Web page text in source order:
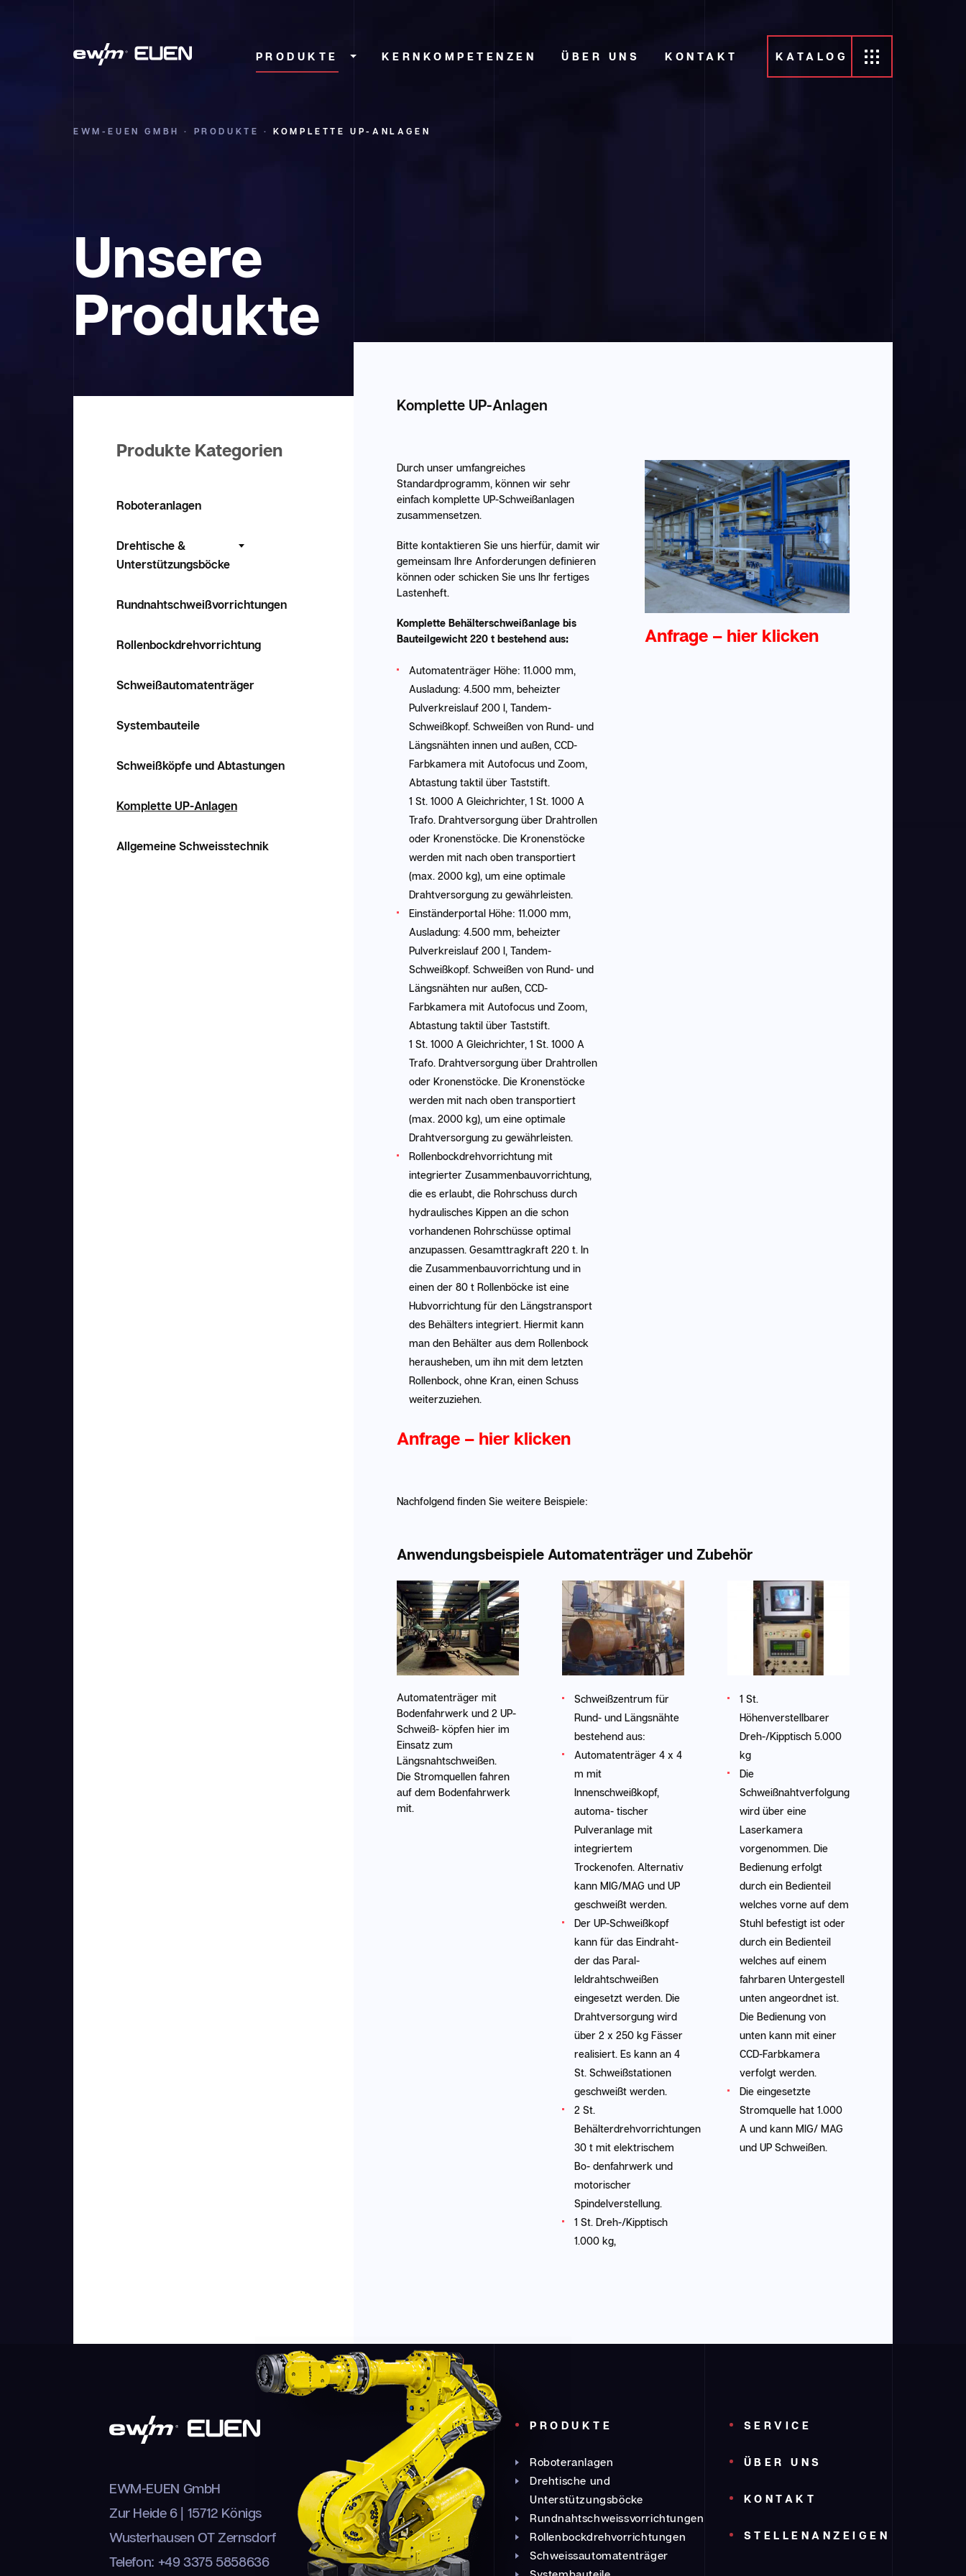
PRODUKTE KERNKOMPETENZEN ÜBER UNS KONTAKT KATALOG
EWM-EUEN GMBH · PRODUKTE ·KOMPLETTE UP-ANLAGEN
Unsere
Produkte
Komplette UP-Anlagen
Durch unser umfangreiches
Standardprogramm, können wir sehr
einfach komplette UP-Schweißanlagen
zusammensetzen.
Bitte kontaktieren Sie uns hierfür, damit wir
gemeinsam Ihre Anforderungen definieren
können oder schicken Sie uns Ihr fertiges
Lastenheft.
Komplette Behälterschweißanlage bis
Bauteilgewicht 220 t bestehend aus:
Automatenträger Höhe: 11.000 mm,
Ausladung: 4.500 mm, beheizter
Pulverkreislauf 200 l, Tandem-
Schweißkopf. Schweißen von Rund- und
Längsnähten innen und außen, CCD-
Farbkamera mit Autofocus und Zoom,
Abtastung taktil über Taststift.
1 St. 1000 A Gleichrichter, 1 St. 1000 A
Trafo. Drahtversorgung über Drahtrollen
oder Kronenstöcke. Die Kronenstöcke
werden mit nach oben transportiert
(max. 2000 kg), um eine optimale
Drahtversorgung zu gewährleisten.
Einständerportal Höhe: 11.000 mm,
Ausladung: 4.500 mm, beheizter
Pulverkreislauf 200 l, Tandem-
Schweißkopf. Schweißen von Rund- und
Längsnähten nur außen, CCD-
Farbkamera mit Autofocus und Zoom,
Abtastung taktil über Taststift.
1 St. 1000 A Gleichrichter, 1 St. 1000 A
Trafo. Drahtversorgung über Drahtrollen
oder Kronenstöcke. Die Kronenstöcke
werden mit nach oben transportiert
(max. 2000 kg), um eine optimale
Drahtversorgung zu gewährleisten.
Rollenbockdrehvorrichtung mit
integrierter Zusammenbauvorrichtung,
die es erlaubt, die Rohrschuss durch
hydraulisches Kippen an die schon
vorhandenen Rohrschüsse optimal
anzupassen. Gesamttragkraft 220 t. In
die Zusammenbauvorrichtung und in
einen der 80 t Rollenböcke ist eine
Hubvorrichtung für den Längstransport
des Behälters integriert. Hiermit kann
man den Behälter aus dem Rollenbock
herausheben, um ihn mit dem letzten
Rollenbock, ohne Kran, einen Schuss
weiterzuziehen.
Anfrage – hier klicken
Nachfolgend finden Sie weitere Beispiele:
Anfrage – hier klicken
Anwendungsbeispiele Automatenträger und Zubehör
Automatenträger mit
Bodenfahrwerk und 2 UP-
Schweiß- köpfen hier im
Einsatz zum
Längsnahtschweißen.
Die Stromquellen fahren
auf dem Bodenfahrwerk
mit.
Schweißzentrum für
Rund- und Längsnähte
bestehend aus:
Automatenträger 4 x 4
m mit
Innenschweißkopf,
automa- tischer
Pulveranlage mit
integriertem
Trockenofen. Alternativ
kann MIG/MAG und UP
geschweißt werden.
Der UP-Schweißkopf
kann für das Eindraht-
der das Paral-
leldrahtschweißen
eingesetzt werden. Die
Drahtversorgung wird
über 2 x 250 kg Fässer
realisiert. Es kann an 4
St. Schweißstationen
geschweißt werden.
2 St.
Behälterdrehvorrichtungen
30 t mit elektrischem
Bo- denfahrwerk und
motorischer
Spindelverstellung.
1 St. Dreh-/Kipptisch
1.000 kg,
1 St.
Höhenverstellbarer
Dreh-/Kipptisch 5.000
kg
Die
Schweißnahtverfolgung
wird über eine
Laserkamera
vorgenommen. Die
Bedienung erfolgt
durch ein Bedienteil
welches vorne auf dem
Stuhl befestigt ist oder
durch ein Bedienteil
welches auf einem
fahrbaren Untergestell
unten angeordnet ist.
Die Bedienung von
unten kann mit einer
CCD-Farbkamera
verfolgt werden.
Die eingesetzte
Stromquelle hat 1.000
A und kann MIG/ MAG
und UP Schweißen.
Produkte Kategorien
Roboteranlagen
Drehtische &
Unterstützungsböcke
Rundnahtschweißvorrichtungen
Rollenbockdrehvorrichtung
Schweißautomatenträger
Systembauteile
Schweißköpfe und Abtastungen
Komplette UP-Anlagen
Allgemeine Schweisstechnik
EWM-EUEN GmbH
Zur Heide 6 | 15712 Königs
Wusterhausen OT Zernsdorf
Telefon: +49 3375 5858636
PRODUKTE
Roboteranlagen
Drehtische und
Unterstützungsböcke
Rundnahtschweissvorrichtungen
Rollenbockdrehvorrichtungen
Schweissautomatenträger
SERVICE
ÜBER UNS
KONTAKT
STELLENANZEIGEN